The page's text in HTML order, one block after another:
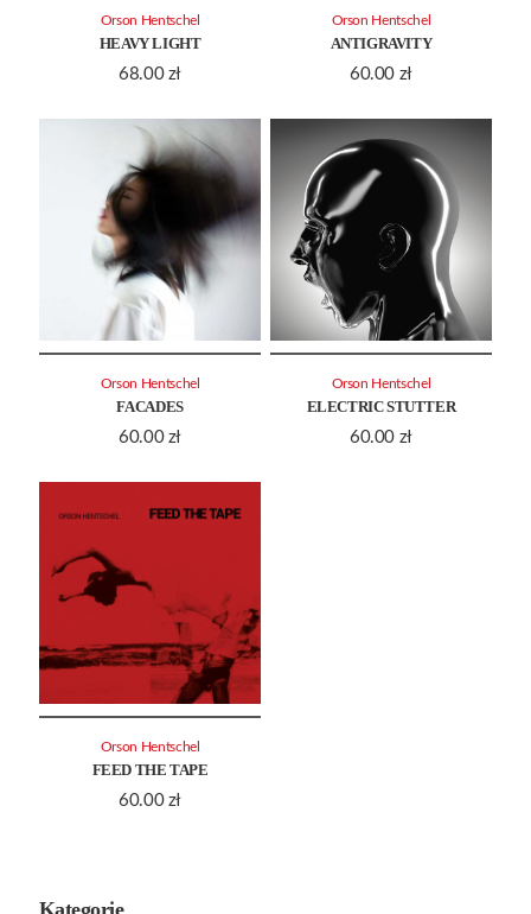
HEAVY LIGHT
68.00 zł
Orson Hentschel
ANTIGRAVITY
60.00 zł
Orson Hentschel
FACADES
60.00 zł
Orson Hentschel
ELECTRIC STUTTER
60.00 zł
Orson Hentschel
FEED THE TAPE
60.00 zł
Orson Hentschel